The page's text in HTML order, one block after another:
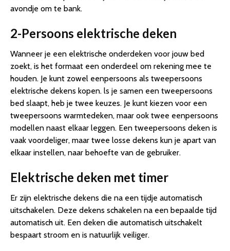
avondje om te bank.
2-Persoons elektrische deken
Wanneer je een elektrische onderdeken voor jouw bed
zoekt, is het formaat een onderdeel om rekening mee te
houden. Je kunt zowel eenpersoons als tweepersoons
elektrische dekens kopen. ls je samen een tweepersoons
bed slaapt, heb je twee keuzes. Je kunt kiezen voor een
tweepersoons warmtedeken, maar ook twee eenpersoons
modellen naast elkaar leggen. Een tweepersoons deken is
vaak voordeliger, maar twee losse dekens kun je apart van
elkaar instellen, naar behoefte van de gebruiker.
Elektrische deken met timer
Er zijn elektrische dekens die na een tijdje automatisch
uitschakelen. Deze dekens schakelen na een bepaalde tijd
automatisch uit. Een deken die automatisch uitschakelt
bespaart stroom en is natuurlijk veiliger.